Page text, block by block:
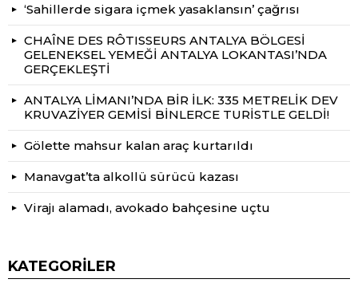
‘Sahillerde sigara içmek yasaklansın’ çağrısı
CHAÎNE DES RÔTISSEURS ANTALYA BÖLGESİ
GELENEKSEL YEMEĞİ ANTALYA LOKANTASI’NDA
GERÇEKLEŞTİ
ANTALYA LİMANI’NDA BİR İLK: 335 METRELİK DEV
KRUVAZİYER GEMİSİ BİNLERCE TURİSTLE GELDİ!
Gölette mahsur kalan araç kurtarıldı
Manavgat’ta alkollü sürücü kazası
Virajı alamadı, avokado bahçesine uçtu
KATEGORILER